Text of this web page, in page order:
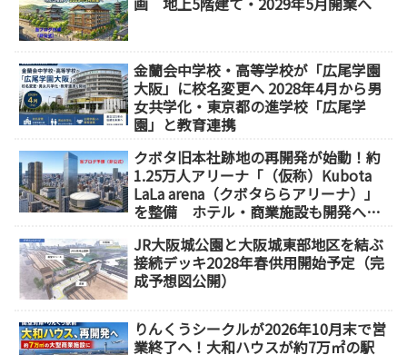
金蘭会中学校・高等学校が「広尾学園
大阪」に校名変更へ 2028年4月から男
女共学化・東京都の進学校「広尾学
園」と教育連携
クボタ旧本社跡地の再開発が始動！約
1.25万人アリーナ「（仮称）Kubota
LaLa arena（クボタららアリーナ）」
を整備 ホテル・商業施設も開発へ
JR大阪城公園と大阪城東部地区を結ぶ
接続デッキ2028年春供用開始予定（完
成予想図公開）
りんくうシークルが2026年10月末で営
業終了へ！大和ハウスが約7万㎡の駅